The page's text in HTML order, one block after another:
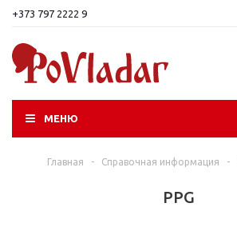
+373 797 2222 9
МЕНЮ
Главная - Справочная информация -
PPG